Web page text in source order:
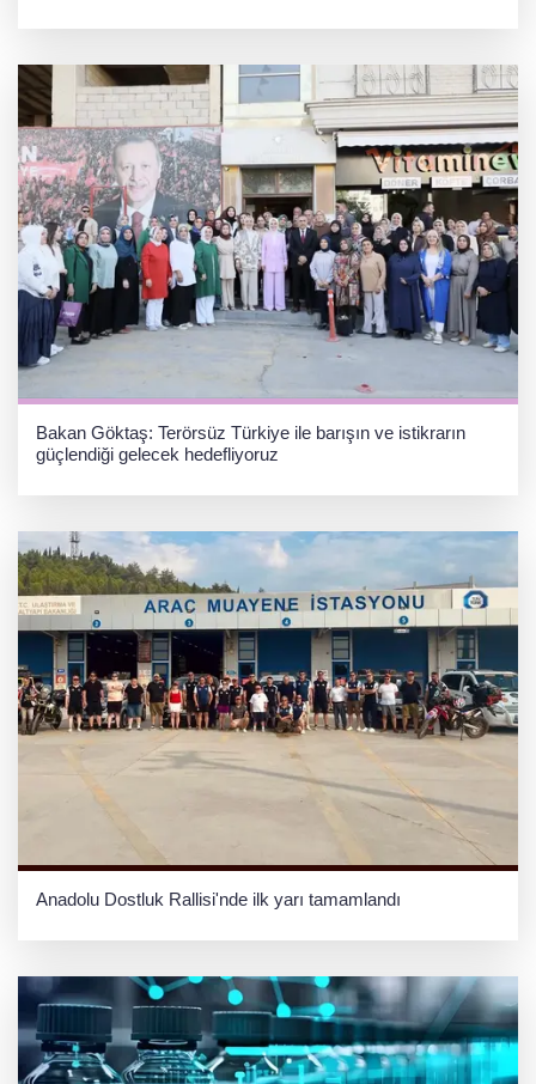
Bakan Göktaş: Terörsüz Türkiye ile barışın ve istikrarın
güçlendiği gelecek hedefliyoruz
Anadolu Dostluk Rallisi'nde ilk yarı tamamlandı